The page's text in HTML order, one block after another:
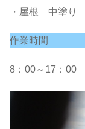
・屋根 中塗り
作業時間
8：00～17：00